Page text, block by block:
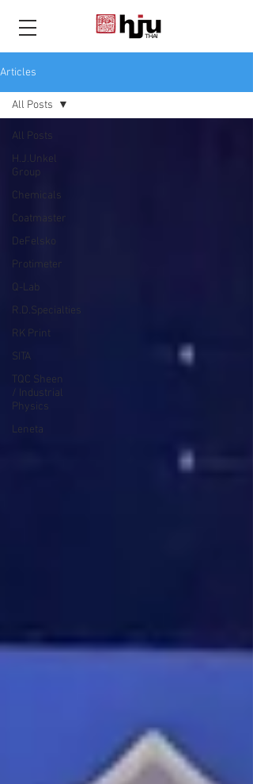
THAI
Articles
All Posts
H.J.Unkel
Group
Chemicals
Coatmaster
DeFelsko
Protimeter
Q-Lab
R.D.Specialties
RK Print
SITA
TQC Sheen
/ Industrial
Physics
Leneta
All Posts